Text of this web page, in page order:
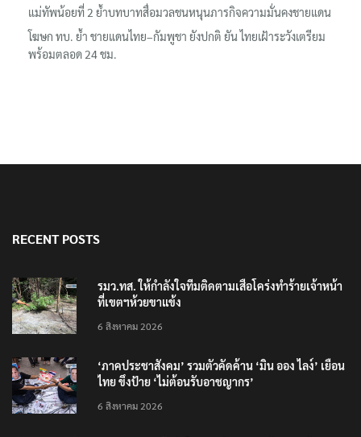
แม่ทัพน้อยที่ 2 ย้ำบทบาทสื่อมวลชนหนุนภารกิจความมั่นคงชายแดน
โฆษก ทบ. ย้ำ ชายแดนไทย–กัมพูชา ยังปกติ ยัน ไทยเฝ้าระวังเตรียม
พร้อมตลอด 24 ชม.
RECENT POSTS
รมว.ทส. ให้กำลังใจทีมติดตามเสือโคร่งทำร้ายเจ้าหน้า
ที่เขตฯห้วยขาแข้ง
6 สิงหาคม 2026
‘ภาคประชาสังคม’ รวมตัวคัดค้าน ‘มิน ออง ไลง์’ เยือน
ไทย ขึงป้าย ‘ไม่ต้อนรับอาชญากร’
6 สิงหาคม 2026